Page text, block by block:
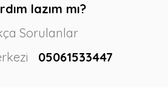
lazım mı?
Sorulanlar
05061533447